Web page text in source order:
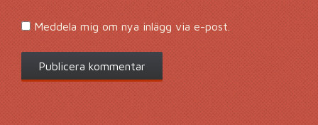
Meddela mig om nya inlägg via e-post.